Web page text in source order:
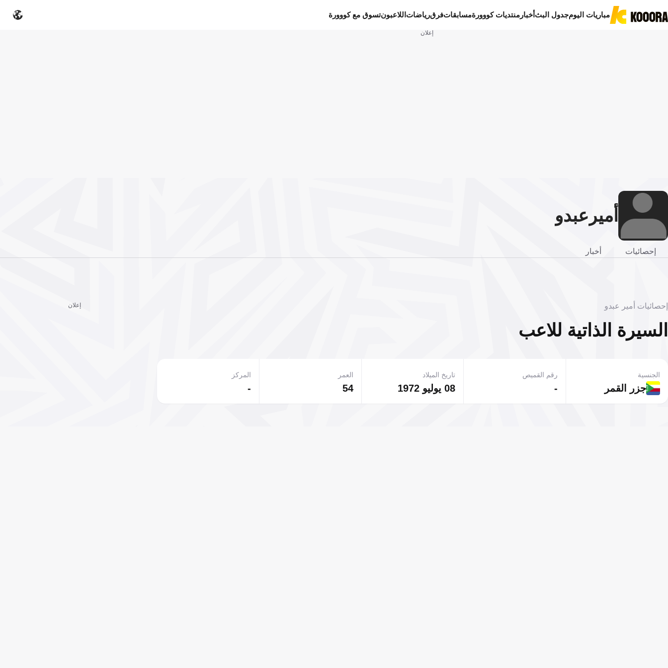
مباريات اليومجدول البثأخبار منتديات كووورةمسابقاتفرقرياضات اللاعبونتسوق مع كووورة
إعلان
أمير عبدو
إحصائيات أخبار
إحصائيات أمير عبدو
السيرة الذاتية للاعب
جزر القمر
الجنسية
-
رقم القميص
08 يوليو 1972
تاريخ الميلاد
54
العمر
-
المركز
إعلان